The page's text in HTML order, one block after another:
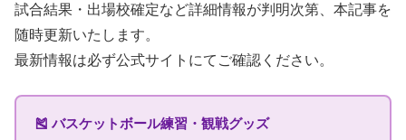
試合結果・出場校確定など詳細情報が判明次第、本記事を
随時更新いたします。
最新情報は必ず公式サイトにてご確認ください。
🎽 バスケットボール練習・観戦グッズ